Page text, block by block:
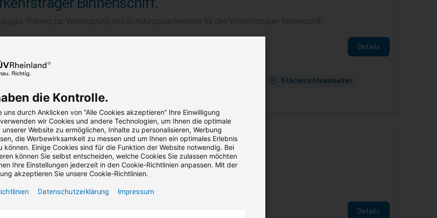
Training zur Verlängerung des Schulungsnachweises für den Verkehrsträger Binnenschiff.
Details
5 Unterrichtseinheiten
Grundkurs
Binnenschiff.
Details
die Kontrolle.
uns durch Anklicken von “Alle Cookies akzeptieren” Ihre Einwilligung
wir Cookies und andere Technologien, um Ihnen die optimale
Website zu ermöglichen, Inhalte zu personalisieren, Werbung
die Werbewirksamkeit zu messen und um Ihnen ein optimales Erlebnis
können. Einige Cookies sind für die Funktion der Website notwendig. Bei
können Sie selbst entscheiden, welche Cookies Sie zulassen möchten
Ihre Einstellungen jederzeit in den Cookie-Richtlinien anpassen. Mit der
akzeptieren Sie unsere Cookie-Richtlinien.
Datenschutzerklärung Impressum